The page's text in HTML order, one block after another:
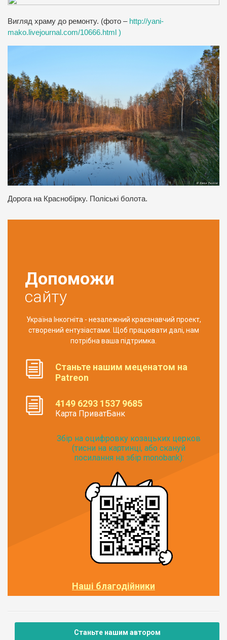
Вигляд храму до ремонту. (фото – http://yani-
mako.livejournal.com/10666.html )
Дорога на Краснобірку. Поліські болота.
Допоможи
сайту
Україна Інкогніта - незалежний краєзнавчий проект,
створений ентузіастами. Щоб працювати далі, нам
потрібна ваша підтримка.
Станьте нашим меценатом на
Patreon
4149 6293 1537 9685
Карта ПриватБанк
Збір на оцифровку козацьких церков
(тисни на картинці, або скануй
посилання на збір monobank):
Наші благодійники
Станьте нашим автором